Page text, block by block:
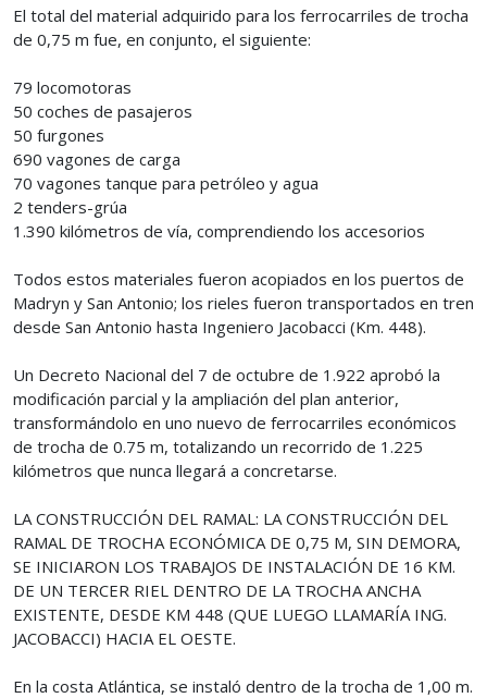
El total del material adquirido para los ferrocarriles de trocha
de 0,75 m fue, en conjunto, el siguiente:
79 locomotoras
50 coches de pasajeros
50 furgones
690 vagones de carga
70 vagones tanque para petróleo y agua
2 tenders-grúa
1.390 kilómetros de vía, comprendiendo los accesorios
Todos estos materiales fueron acopiados en los puertos de
Madryn y San Antonio; los rieles fueron transportados en tren
desde San Antonio hasta Ingeniero Jacobacci (Km. 448).
Un Decreto Nacional del 7 de octubre de 1.922 aprobó la
modificación parcial y la ampliación del plan anterior,
transformándolo en uno nuevo de ferrocarriles económicos
de trocha de 0.75 m, totalizando un recorrido de 1.225
kilómetros que nunca llegará a concretarse.
LA CONSTRUCCIÓN DEL RAMAL: LA CONSTRUCCIÓN DEL
RAMAL DE TROCHA ECONÓMICA DE 0,75 M, SIN DEMORA,
SE INICIARON LOS TRABAJOS DE INSTALACIÓN DE 16 KM.
DE UN TERCER RIEL DENTRO DE LA TROCHA ANCHA
EXISTENTE, DESDE KM 448 (QUE LUEGO LLAMARÍA ING.
JACOBACCI) HACIA EL OESTE.
En la costa Atlántica, se instaló dentro de la trocha de 1,00 m.